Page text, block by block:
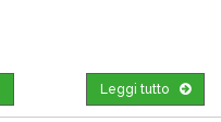
Leggi tutto